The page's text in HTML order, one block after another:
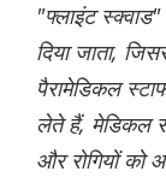
"फ्लाइंट
दिया जाता,
पैरामेडिकल
लेते हैं, मेडिकल
और रोगियों को